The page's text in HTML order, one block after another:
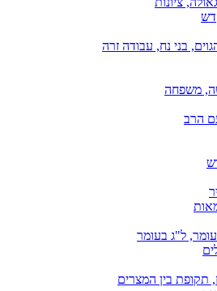
בני נח, עבודה זרה
משפחה
הרב
ל"ג בעומר
תקופת בין המצרים